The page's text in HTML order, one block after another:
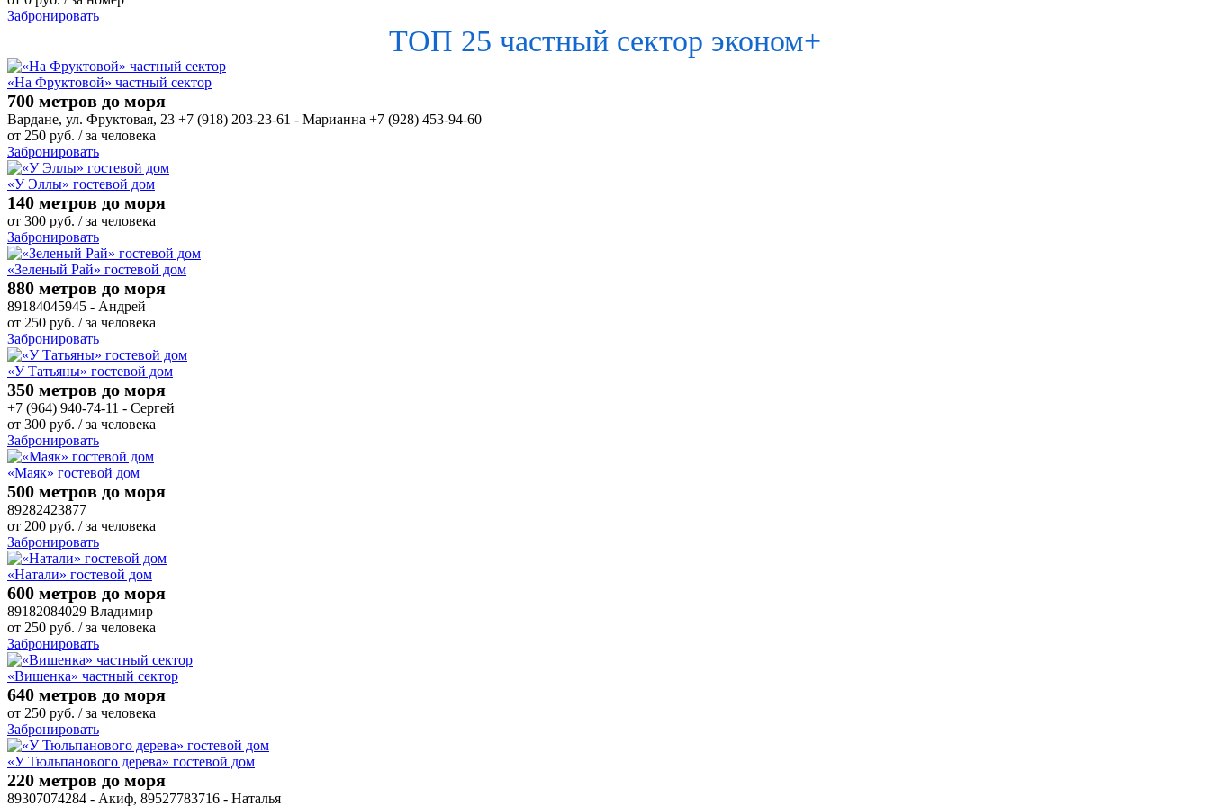
Забронировать
ТОП 25 частный сектор эконом+
«На Фруктовой» частный сектор
700 метров до моря
Вардане, ул. Фруктовая, 23 +7 (918) 203-23-61 - Марианна +7 (928) 453-94-60
от 250 руб. / за человека
Забронировать
«У Эллы» гостевой дом
140 метров до моря
от 300 руб. / за человека
Забронировать
«Зеленый Рай» гостевой дом
880 метров до моря
89184045945 - Андрей
от 250 руб. / за человека
Забронировать
«У Татьяны» гостевой дом
350 метров до моря
+7 (964) 940-74-11 - Сергей
от 300 руб. / за человека
Забронировать
«Маяк» гостевой дом
500 метров до моря
89282423877
от 200 руб. / за человека
Забронировать
«Натали» гостевой дом
600 метров до моря
89182084029 Владимир
от 250 руб. / за человека
Забронировать
«Вишенка» частный сектор
640 метров до моря
от 250 руб. / за человека
Забронировать
«У Тюльпанового дерева» гостевой дом
220 метров до моря
89307074284 - Акиф, 89527783716 - Наталья